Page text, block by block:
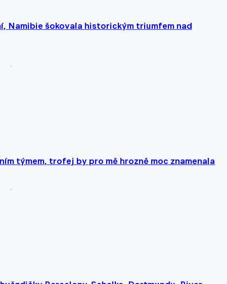
Namibie šokovala historickým triumfem nad
týmem, trofej by pro mě hrozně moc znamenala